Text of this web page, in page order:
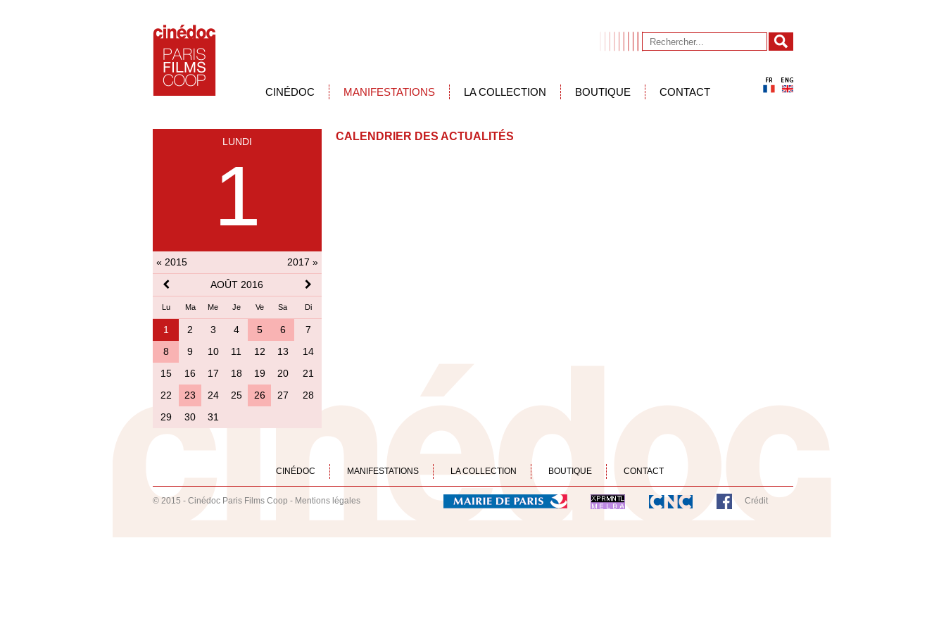
CINÉDOC MANIFESTATIONS LA COLLECTION BOUTIQUE CONTACT
LUNDI
1
« 2015
2017 »
AOÛT 2016
Lu Ma Me Je Ve Sa Di
1 2 3 4 5 6
7
8
9 10 11 12 13
14
15
16 17 18 19 20
21
22
23 24 25 26 27
28
29
30 31
CALENDRIER DES ACTUALITÉS
CINÉDOC MANIFESTATIONS LA COLLECTION BOUTIQUE CONTACT
© 2015 - Cinédoc Paris Films Coop - Mentions légales Crédit